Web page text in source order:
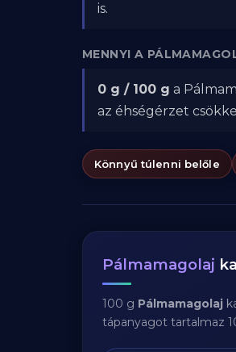
is.
MENNYI A
0 g / 100 g a
az éhségérzet
Könnyű túlenni belőle
Pálmamagolaj
100 g Pálmamagolaj
tápanyagot tartalmaz